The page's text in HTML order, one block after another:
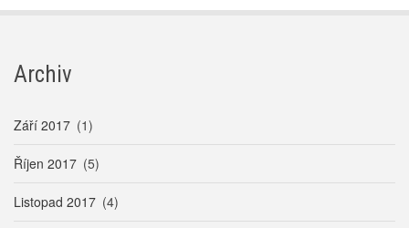
Archiv
Září 2017 (1)
Říjen 2017 (5)
Listopad 2017 (4)